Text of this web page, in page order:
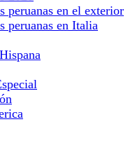
peruanas en el exterior
peruanas en Italia